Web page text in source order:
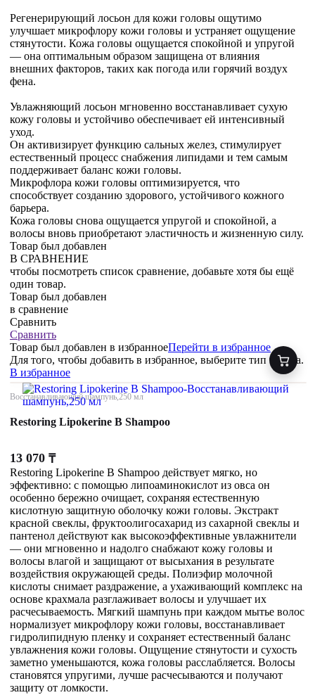
Регенерирующий лосьон для кожи головы ощутимо
улучшает микрофлору кожи головы и устраняет ощущение
стянутости. Кожа головы ощущается спокойной и упругой
— она оптимальным образом защищена от влияния
внешних факторов, таких как погода или горячий воздух
фена.
Увлажняющий лосьон мгновенно восстанавливает сухую
кожу головы и устойчиво обеспечивает ей интенсивный
уход.
Он активизирует функцию сальных желез, стимулирует
естественный процесс снабжения липидами и тем самым
поддерживает баланс кожи головы.
Микрофлора кожи головы оптимизируется, что
способствует созданию здорового, устойчивого кожного
барьера.
Кожа головы снова ощущается упругой и спокойной, а
волосы вновь приобретают эластичность и жизненную силу.
Товар был добавлен
В СРАВНЕНИЕ
чтобы посмотреть список сравнение, добавьте хотя бы ещё
один товар.
Товар был добавлен
в сравнение
Сравнить
Сравнить
Товар был добавлен в избранноеПерейти в избранное
Для того, чтобы добавить в избранное, выберите тип товара.
В избранное
Восстанавливающий шампунь,250 мл
Restoring Lipokerine B Shampoo
13 070 ₸
Restoring Lipokerine B Shampoo действует мягко, но
эффективно: с помощью липоаминокислот из овса он
особенно бережно очищает, сохраняя естественную
кислотную защитную оболочку кожи головы. Экстракт
красной свеклы, фруктоолигосахарид из сахарной свеклы и
пантенол действуют как высокоэффективные увлажнители
— они мгновенно и надолго снабжают кожу головы и
волосы влагой и защищают от высыхания в результате
воздействия окружающей среды. Полиэфир молочной
кислоты снимает раздражение, а ухаживающий комплекс на
основе крахмала разглаживает волосы и улучшает их
расчесываемость. Мягкий шампунь при каждом мытье волос
нормализует микрофлору кожи головы, восстанавливает
гидролипидную пленку и сохраняет естественный баланс
увлажнения кожи головы. Ощущение стянутости и сухость
заметно уменьшаются, кожа головы расслабляется. Волосы
становятся упругими, лучше расчесываются и получают
защиту от ломкости.